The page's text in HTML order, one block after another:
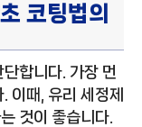
코팅법의
합니다. 가장 먼
이때, 유리 세정제
것이 좋습니다.